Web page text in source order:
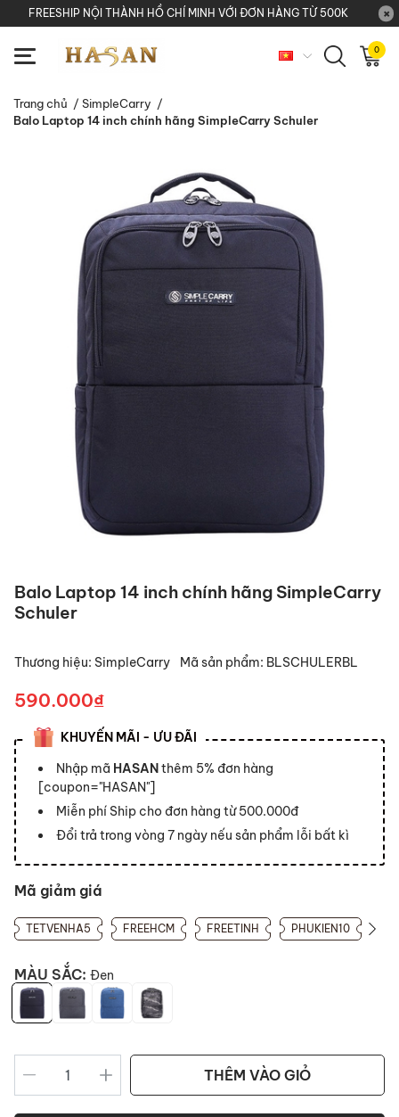
FREESHIP NỘI THÀNH HỒ CHÍ MINH VỚI ĐƠN HÀNG TỪ 500K
0
Trang chủ / SimpleCarry /
Balo Laptop 14 inch chính hãng SimpleCarry Schuler
Balo Laptop 14 inch chính hãng SimpleCarry
Schuler
Thương hiệu: SimpleCarry Mã sản phẩm: BLSCHULERBL
590.000₫
KHUYẾN MÃI - ƯU ĐÃI
Nhập mã HASANthêm 5% đơn hàng
[coupon="HASAN"]
Miễn phí Ship cho đơn hàng từ 500.000đ
Đổi trả trong vòng 7 ngày nếu sản phẩm lỗi bất kì
Mã giảm giá
TETVENHA5 FREEHCM FREETINH PHUKIEN10
MÀU SẮC: Đen
THÊM VÀO GIỎ